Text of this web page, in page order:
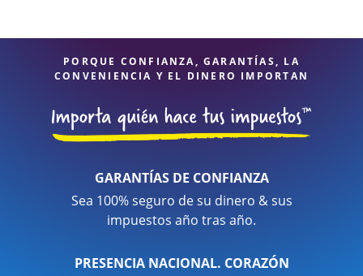
PORQUE CONFIANZA, GARANTÍAS, LA
CONVENIENCIA Y EL DINERO IMPORTAN
GARANTÍAS DE CONFIANZA
Sea 100% seguro de su dinero & sus
impuestos año tras año.
PRESENCIA NACIONAL. CORAZÓN